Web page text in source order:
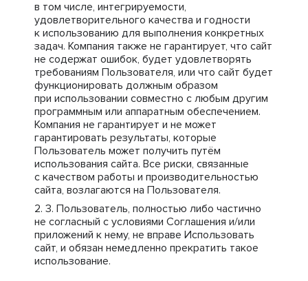
в том числе, интегрируемости,
удовлетворительного качества и годности
к использованию для выполнения конкретных
задач. Компания также не гарантирует, что сайт
не содержат ошибок, будет удовлетворять
требованиям Пользователя, или что сайт будет
функционировать должным образом
при использовании совместно с любым другим
программным или аппаратным обеспечением.
Компания не гарантирует и не может
гарантировать результаты, которые
Пользователь может получить путём
использования сайта. Все риски, связанные
с качеством работы и производительностью
сайта, возлагаются на Пользователя.
Пользователь, полностью либо частично
не согласный с условиями Соглашения и/или
приложений к нему, не вправе Использовать
сайт, и обязан немедленно прекратить такое
использование.